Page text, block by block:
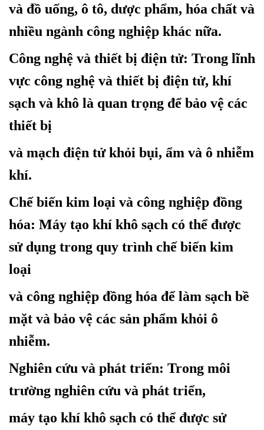
và đồ uống, ô tô, dược phẩm, hóa chất và
nhiều ngành công nghiệp khác nữa.
Công nghệ và thiết bị điện tử: Trong lĩnh
vực công nghệ và thiết bị điện tử, khí
sạch và khô là quan trọng để bảo vệ các
thiết bị
và mạch điện tử khỏi bụi, ẩm và ô nhiễm
khí.
Chế biến kim loại và công nghiệp đồng
hóa: Máy tạo khí khô sạch có thể được
sử dụng trong quy trình chế biến kim
loại
và công nghiệp đồng hóa để làm sạch bề
mặt và bảo vệ các sản phẩm khỏi ô
nhiễm.
Nghiên cứu và phát triển: Trong môi
trường nghiên cứu và phát triển,
máy tạo khí khô sạch có thể được sử